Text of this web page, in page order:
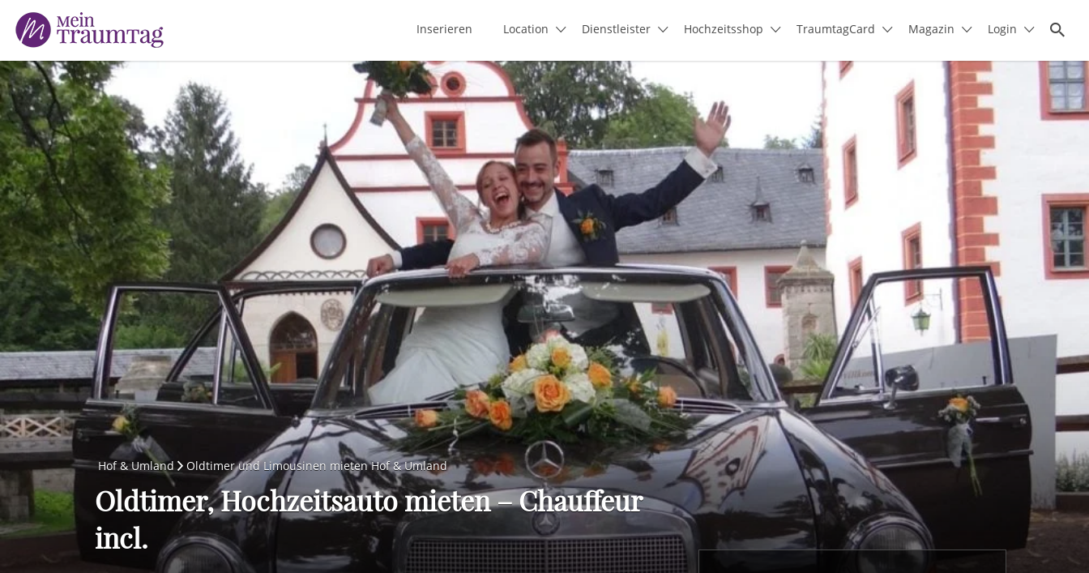
Inserieren Location Dienstleister Hochzeitsshop TraumtagCard Magazin Login
Suchen
nach:
Hof & Umland Oldtimer und Limousinen mieten Hof & Umland
Oldtimer, Hochzeitsauto mieten – Chauffeur
incl.